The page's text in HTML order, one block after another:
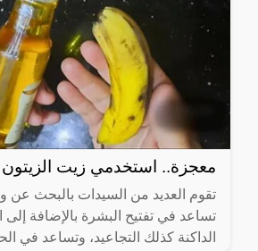
معجزة.. استخدمي زيت الزيتون
تقوم العديد من السيدات بالبحث عن
تساعد في تفتيح البشرة بالإضافة
الداكنة كذلك التجاعيد، وتساعد في